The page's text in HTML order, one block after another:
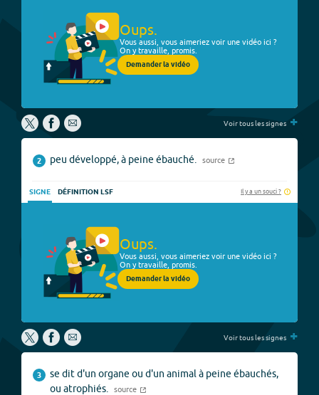
Oups.
Vous aussi, vous aimeriez voir une vidéo ici ?
On y travaille, promis.
Demander la vidéo
Voir tous les signes +
2 peu développé, à peine ébauché. source
SIGNE DÉFINITION LSF Il y a un souci ?
Oups.
Vous aussi, vous aimeriez voir une vidéo ici ?
On y travaille, promis.
Demander la vidéo
Voir tous les signes +
3
se dit d'un organe ou d'un animal à peine ébauchés,
ou atrophiés.
source